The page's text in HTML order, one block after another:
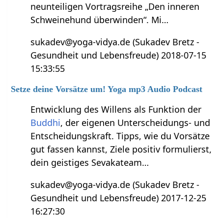
neunteiligen Vortragsreihe „Den inneren
Schweinehund überwinden“. Mi…
sukadev@yoga-vidya.de (Sukadev Bretz -
Gesundheit und Lebensfreude) 2018-07-15
15:33:55
Setze deine Vorsätze um! Yoga mp3 Audio Podcast
Entwicklung des Willens als Funktion der
Buddhi, der eigenen Unterscheidungs- und
Entscheidungskraft. Tipps, wie du Vorsätze
gut fassen kannst, Ziele positiv formulierst,
dein geistiges Sevakateam…
sukadev@yoga-vidya.de (Sukadev Bretz -
Gesundheit und Lebensfreude) 2017-12-25
16:27:30